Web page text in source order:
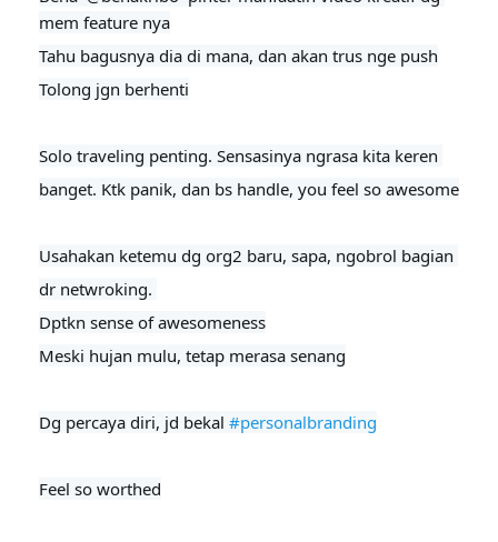
mem feature nya
Tahu bagusnya dia di mana, dan akan trus nge push
Tolong jgn berhenti
Solo traveling penting. Sensasinya ngrasa kita keren
banget. Ktk panik, dan bs handle, you feel so awesome
Usahakan ketemu dg org2 baru, sapa, ngobrol bagian
dr netwroking.
Dptkn sense of awesomeness
Meski hujan mulu, tetap merasa senang
Dg percaya diri, jd bekal #personalbranding
Feel so worthed